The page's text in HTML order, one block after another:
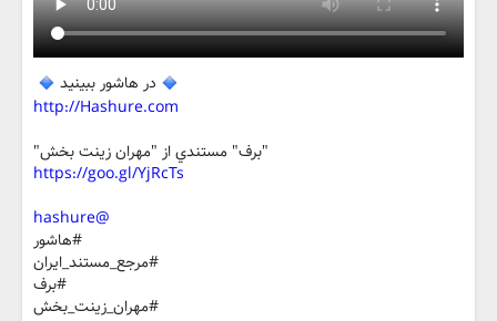
در هاشور ببينيد
http://Hashure.com
"برف" مستندي از "مهران زینت بخش"
https://goo.gl/YjRcTs
@hashure
#هاشور
#مرجع_مستند_ايران
#برف
#مهران_زينت_بخش